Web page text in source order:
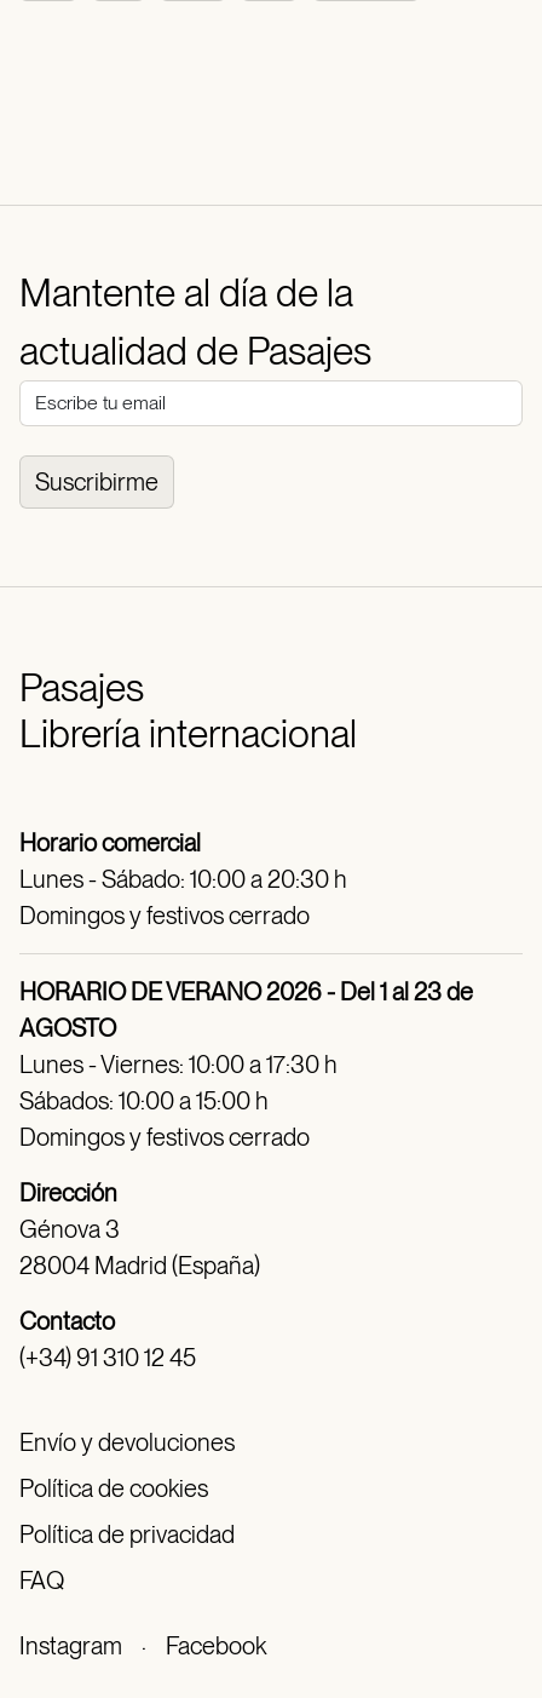
Mantente al día de la
actualidad de Pasajes
Suscribirme
Pasajes
Librería internacional
Horario comercial
Lunes - Sábado: 10:00 a 20:30 h
Domingos y festivos cerrado
HORARIO DE VERANO 2026 - Del 1 al 23 de
AGOSTO
Lunes - Viernes: 10:00 a 17:30 h
Sábados: 10:00 a 15:00 h
Domingos y festivos cerrado
Dirección
Génova 3
28004 Madrid (España)
Contacto
(+34) 91 310 12 45
Envío y devoluciones
Política de cookies
Política de privacidad
FAQ
Instagram · Facebook